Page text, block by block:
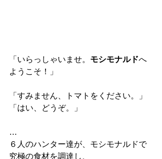
「いらっしゃいませ。 モシモナルドへ
ようこそ！」
「すみません、トマトをください。」
「はい、どうぞ。」
…
６人のハンター達が、モシモナルドで
究極の食材を調達し、